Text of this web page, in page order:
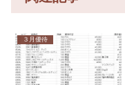
３月優待